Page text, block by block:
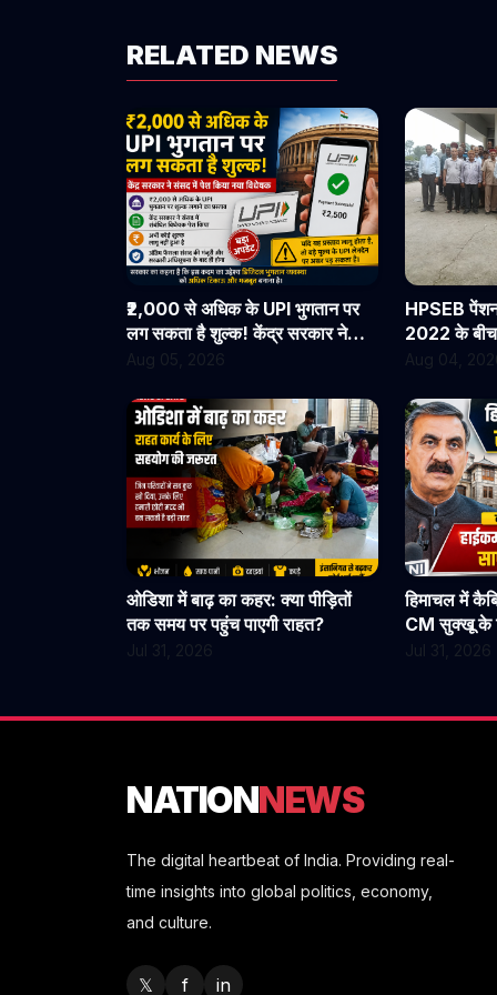
RELATED NEWS
₹2,000 से अधिक के UPI भुगतान पर
लग सकता है शुल्क! केंद्र सरकार ने
संसद में पेश किया नया विधेयक
Aug 05, 2026
HPSEB
2022 के बीच
सभी देय लाभ
Aug 04,
ओडिशा में बाढ़ का कहर: क्या पीड़ितों
तक समय पर पहुंच पाएगी राहत?
हिमाचल में
CM सुक्खू के
NATIONNEWS
The digital heartbeat of India. Providing real-
time insights into global politics, economy,
and culture.
𝕏 f in